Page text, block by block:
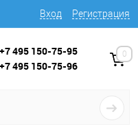
Вход Регистрация
+7 495 150-75-95
+7 495 150-75-96
0